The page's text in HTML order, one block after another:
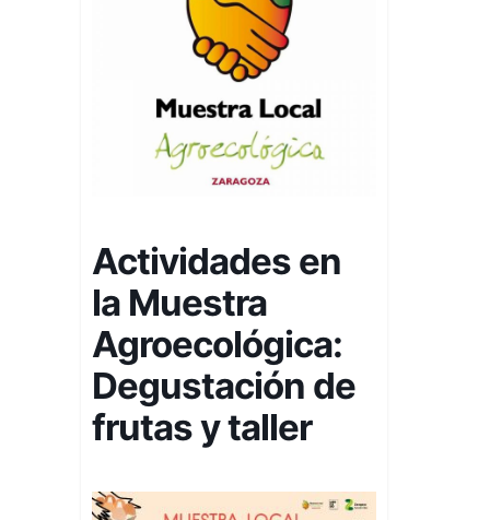
Actividades en
la Muestra
Agroecológica:
Degustación de
frutas y taller